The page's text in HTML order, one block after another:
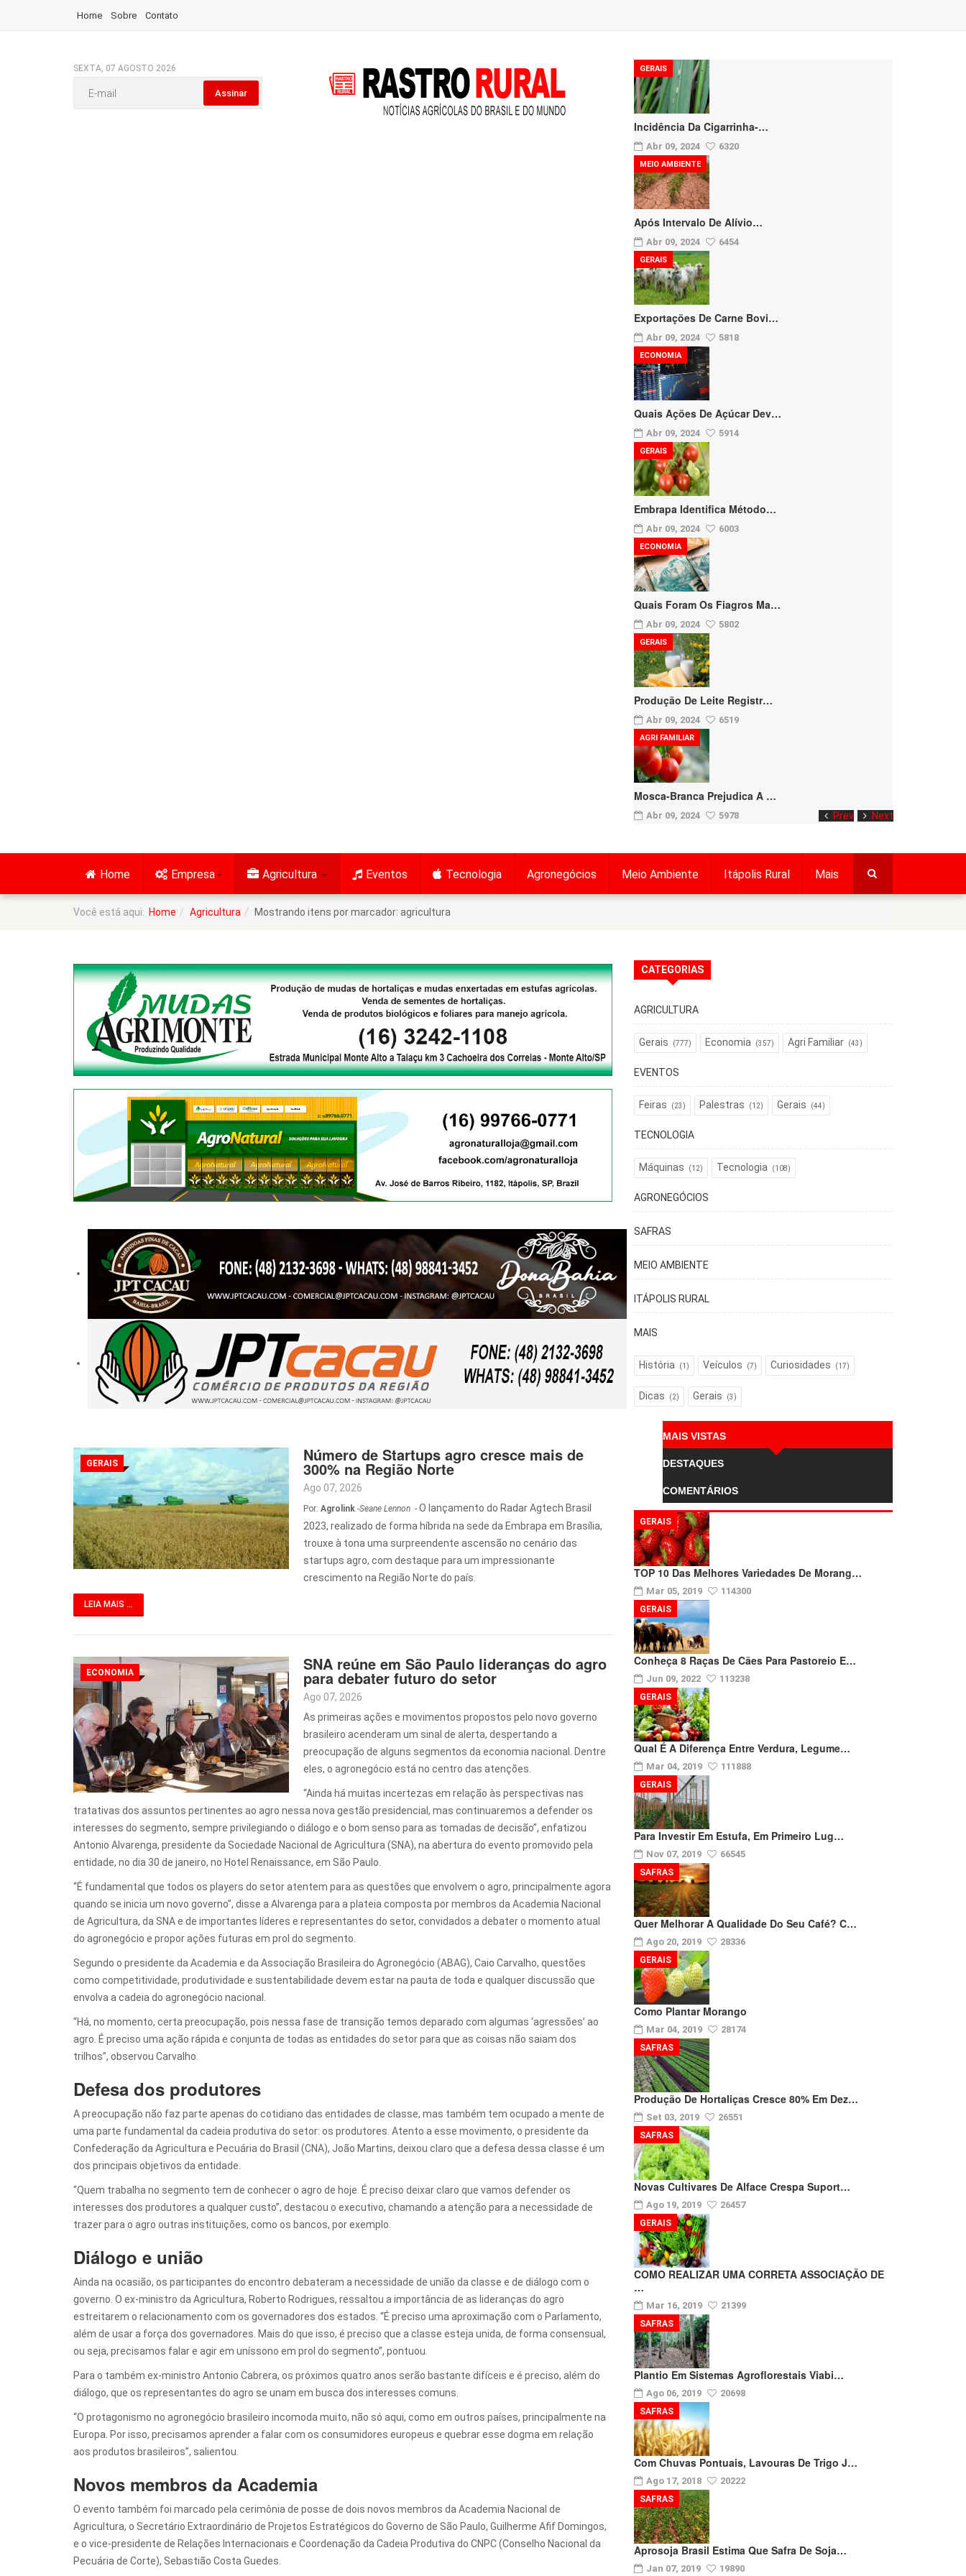
Home Sobre Contato
SEXTA, 07 AGOSTO 2026
Prev Next
Incidência Da Cigarrinha-…
Abr 09, 2024 6320
GERAIS
Após Intervalo De Alívio…
Abr 09, 2024 6454
MEIO AMBIENTE
Exportações De Carne Bovi…
Abr 09, 2024 5818
GERAIS
Quais Ações De Açúcar Dev…
Abr 09, 2024 5914
ECONOMIA
Embrapa Identifica Método…
Abr 09, 2024 6003
GERAIS
Quais Foram Os Fiagros Ma…
Abr 09, 2024 5802
ECONOMIA
Produção De Leite Registr…
Abr 09, 2024 6519
GERAIS
Mosca-Branca Prejudica A …
Abr 09, 2024 5978
AGRI FAMILIAR
Home Empresa Agricultura Eventos Tecnologia Agronegócios Meio Ambiente Itápolis Rural Mais
Você está aqui: Home Agricultura Mostrando itens por marcador: agricultura
GERAIS Número de Startups agro cresce mais de
300% na Região Norte
Ago 07, 2026
Por: Agrolink -Seane Lennon - O lançamento do Radar Agtech Brasil
2023, realizado de forma híbrida na sede da Embrapa em Brasília,
trouxe à tona uma surpreendente ascensão no cenário das
startups agro, com destaque para um impressionante
crescimento na Região Norte do país.
LEIA MAIS ...
ECONOMIA SNA reúne em São Paulo lideranças do agro
para debater futuro do setor
Ago 07, 2026
As primeiras ações e movimentos propostos pelo novo governo
brasileiro acenderam um sinal de alerta, despertando a
preocupação de alguns segmentos da economia nacional. Dentre
eles, o agronegócio está no centro das atenções.
“Ainda há muitas incertezas em relação às perspectivas nas
tratativas dos assuntos pertinentes ao agro nessa nova gestão presidencial, mas continuaremos a defender os
interesses do segmento, sempre privilegiando o diálogo e o bom senso para as tomadas de decisão”, enfatizou
Antonio Alvarenga, presidente da Sociedade Nacional de Agricultura (SNA), na abertura do evento promovido pela
entidade, no dia 30 de janeiro, no Hotel Renaissance, em São Paulo.
“É fundamental que todos os players do setor atentem para as questões que envolvem o agro, principalmente agora
quando se inicia um novo governo”, disse a Alvarenga para a plateia composta por membros da Academia Nacional
de Agricultura, da SNA e de importantes líderes e representantes do setor, convidados a debater o momento atual
do agronegócio e propor ações futuras em prol do segmento.
Segundo o presidente da Academia e da Associação Brasileira do Agronegócio (ABAG), Caio Carvalho, questões
como competitividade, produtividade e sustentabilidade devem estar na pauta de toda e qualquer discussão que
envolva a cadeia do agronegócio nacional.
“Há, no momento, certa preocupação, pois nessa fase de transição temos deparado com algumas ‘agressões’ ao
agro. É preciso uma ação rápida e conjunta de todas as entidades do setor para que as coisas não saiam dos
trilhos”, observou Carvalho.
Defesa dos produtores
A preocupação não faz parte apenas do cotidiano das entidades de classe, mas também tem ocupado a mente de
uma parte fundamental da cadeia produtiva do setor: os produtores. Atento a esse movimento, o presidente da
Confederação da Agricultura e Pecuária do Brasil (CNA), João Martins, deixou claro que a defesa dessa classe é um
dos principais objetivos da entidade.
“Quem trabalha no segmento tem de conhecer o agro de hoje. É preciso deixar claro que vamos defender os
interesses dos produtores a qualquer custo”, destacou o executivo, chamando a atenção para a necessidade de
trazer para o agro outras instituições, como os bancos, por exemplo.
Diálogo e união
Ainda na ocasião, os participantes do encontro debateram a necessidade de união da classe e de diálogo com o
governo. O ex-ministro da Agricultura, Roberto Rodrigues, ressaltou a importância de as lideranças do agro
estreitarem o relacionamento com os governadores dos estados. “É preciso uma aproximação com o Parlamento,
além de usar a força dos governadores. Mais do que isso, é preciso que a classe esteja unida, de forma consensual,
ou seja, precisamos falar e agir em uníssono em prol do segmento”, pontuou.
Para o também ex-ministro Antonio Cabrera, os próximos quatro anos serão bastante difíceis e é preciso, além do
diálogo, que os representantes do agro se unam em busca dos interesses comuns.
“O protagonismo no agronegócio brasileiro incomoda muito, não só aqui, como em outros países, principalmente na
Europa. Por isso, precisamos aprender a falar com os consumidores europeus e quebrar esse dogma em relação
aos produtos brasileiros”, salientou.
Novos membros da Academia
O evento também foi marcado pela cerimônia de posse de dois novos membros da Academia Nacional de
Agricultura, o Secretário Extraordinário de Projetos Estratégicos do Governo de São Paulo, Guilherme Afif Domingos,
e o vice-presidente de Relações Internacionais e Coordenação da Cadeia Produtiva do CNPC (Conselho Nacional da
Pecuária de Corte), Sebastião Costa Guedes.
CATEGORIAS
AGRICULTURA
Gerais (777) Economia (357) Agri Familiar (43)
EVENTOS
Feiras (23) Palestras (12) Gerais (44)
TECNOLOGIA
Máquinas (12) Tecnologia (108)
AGRONEGÓCIOS
SAFRAS
MEIO AMBIENTE
ITÁPOLIS RURAL
MAIS
História (1) Veículos (7) Curiosidades (17)
Dicas (2) Gerais (3)
MAIS VISTAS
DESTAQUES
COMENTÁRIOS
TOP 10 Das Melhores Variedades De Morang…
Mar 05, 2019 114300
GERAIS
Conheça 8 Raças De Cães Para Pastoreio E…
Jun 09, 2022 113238
GERAIS
Qual É A Diferença Entre Verdura, Legume…
Mar 04, 2019 111888
GERAIS
Para Investir Em Estufa, Em Primeiro Lug…
Nov 07, 2019 66545
GERAIS
Quer Melhorar A Qualidade Do Seu Café? C…
Ago 20, 2019 28336
SAFRAS
Como Plantar Morango
Mar 04, 2019 28174
GERAIS
Produção De Hortaliças Cresce 80% Em Dez…
Set 03, 2019 26551
SAFRAS
Novas Cultivares De Alface Crespa Suport…
Ago 19, 2019 26457
SAFRAS
COMO REALIZAR UMA CORRETA ASSOCIAÇÃO DE
…
Mar 16, 2019 21399
GERAIS
Plantio Em Sistemas Agroflorestais Viabi…
Ago 06, 2019 20698
SAFRAS
Com Chuvas Pontuais, Lavouras De Trigo J…
Ago 17, 2018 20222
SAFRAS
Aprosoja Brasil Estima Que Safra De Soja…
Jan 07, 2019 19890
SAFRAS